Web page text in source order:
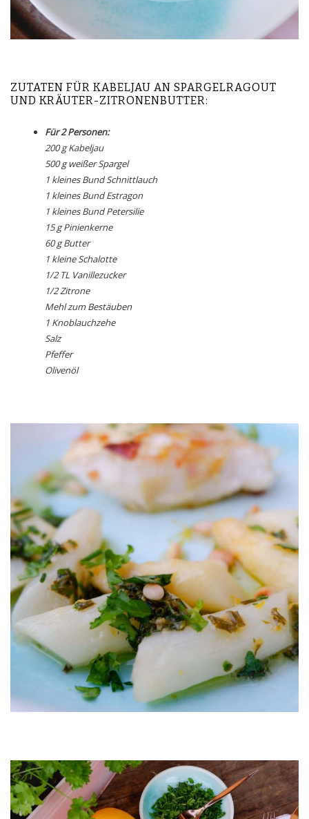
ZUTATEN FÜR KABELJAU AN SPARGELRAGOUT
UND KRÄUTER-ZITRONENBUTTER:
Für 2 Personen:
200 g Kabeljau
500 g weißer Spargel
1 kleines Bund Schnittlauch
1 kleines Bund Estragon
1 kleines Bund Petersilie
15 g Pinienkerne
60 g Butter
1 kleine Schalotte
1/2 TL Vanillezucker
1/2 Zitrone
Mehl zum Bestäuben
1 Knoblauchzehe
Salz
Pfeffer
Olivenöl